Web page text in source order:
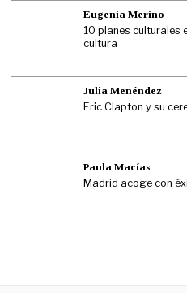
Eugenia Merino
10 planes culturales
cultura
Julia Menéndez
Eric Clapton y su
Paula Macías
Madrid acoge con